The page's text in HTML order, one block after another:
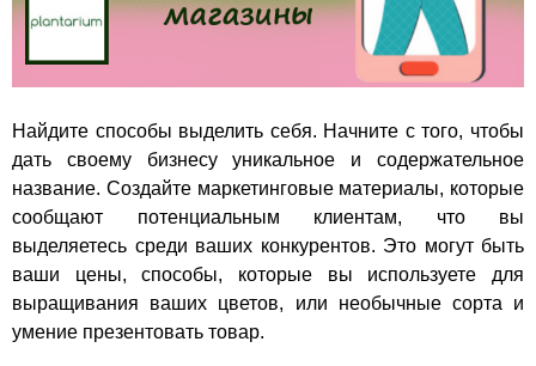
Найдите способы выделить себя. Начните с того, чтобы
дать своему бизнесу уникальное и содержательное
название. Создайте маркетинговые материалы, которые
сообщают потенциальным клиентам, что вы
выделяетесь среди ваших конкурентов. Это могут быть
ваши цены, способы, которые вы используете для
выращивания ваших цветов, или необычные сорта и
умение презентовать товар.